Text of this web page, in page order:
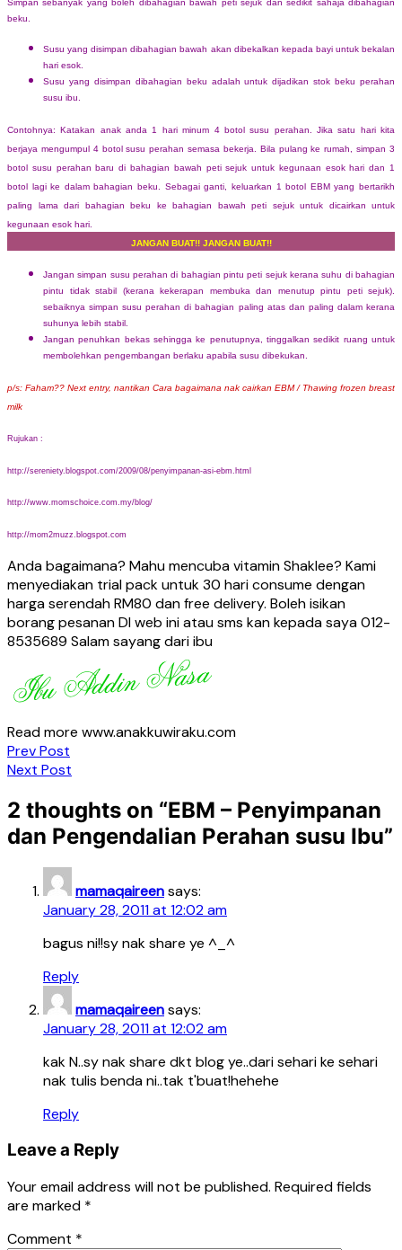
Simpan sebanyak yang boleh dibahagian bawah peti sejuk dan sedikit sahaja dibahagian
beku.
Susu yang disimpan dibahagian bawah akan dibekalkan kepada bayi untuk bekalan
hari esok.
Susu yang disimpan dibahagian beku adalah untuk dijadikan stok beku perahan
susu ibu.
Contohnya: Katakan anak anda 1 hari minum 4 botol susu perahan. Jika satu hari kita
berjaya mengumpul 4 botol susu perahan semasa bekerja. Bila pulang ke rumah, simpan 3
botol susu perahan baru di bahagian bawah peti sejuk untuk kegunaan esok hari dan 1
botol lagi ke dalam bahagian beku. Sebagai ganti, keluarkan 1 botol EBM yang bertarikh
paling lama dari bahagian beku ke bahagian bawah peti sejuk untuk dicairkan untuk
kegunaan esok hari.
JANGAN BUAT!! JANGAN BUAT!!
Jangan simpan susu perahan di bahagian pintu peti sejuk kerana suhu di bahagian
pintu tidak stabil (kerana kekerapan membuka dan menutup pintu peti sejuk).
sebaiknya simpan susu perahan di bahagian paling atas dan paling dalam kerana
suhunya lebih stabil.
Jangan penuhkan bekas sehingga ke penutupnya, tinggalkan sedikit ruang untuk
membolehkan pengembangan berlaku apabila susu dibekukan.
p/s: Faham?? Next entry, nantikan Cara bagaimana nak cairkan EBM / Thawing frozen breast
milk
Rujukan :
http://sereniety.blogspot.com/2009/08/penyimpanan-asi-ebm.html
http://www.momschoice.com.my/blog/
http://mom2muzz.blogspot.com
Anda bagaimana? Mahu mencuba vitamin Shaklee? Kami
menyediakan trial pack untuk 30 hari consume dengan
harga serendah RM80 dan free delivery. Boleh isikan
borang pesanan DI web ini atau sms kan kepada saya 012-
8535689 Salam sayang dari ibu
Read more www.anakkuwiraku.com
Post
navigation
Prev Post
Next Post
2 thoughts on “EBM – Penyimpanan
dan Pengendalian Perahan susu Ibu”
mamaqaireensays:
January 28, 2011 at 12:02 am
bagus ni!!sy nak share ye ^_^
Reply
mamaqaireensays:
January 28, 2011 at 12:02 am
kak N..sy nak share dkt blog ye..dari sehari ke sehari
nak tulis benda ni..tak t'buat!hehehe
Reply
Leave a Reply
Your email address will not be published. Required fields
are marked *
Comment *